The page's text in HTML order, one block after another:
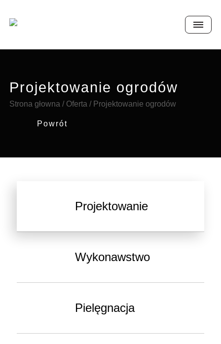
Projektowanie ogrodów
Strona głowna / Oferta / Projektowanie ogrodów
Powrót
Projektowanie
Wykonawstwo
Pielęgnacja